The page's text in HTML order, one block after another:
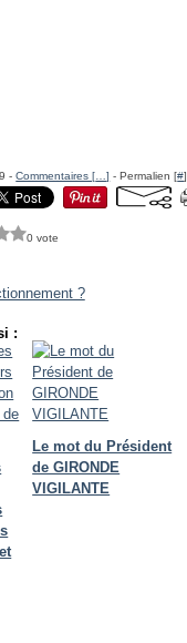
-Commentaires [ …] - Permalien [#]
0 vote
?
:
Le mot du Président
de GIRONDE
VIGILANTE